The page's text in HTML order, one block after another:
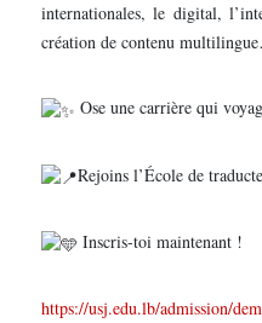
internationales, le digital,
création de contenu
Ose une carrière qui
Rejoins l’École de
Inscris-toi maintenant !
https://usj.edu.lb/admission/